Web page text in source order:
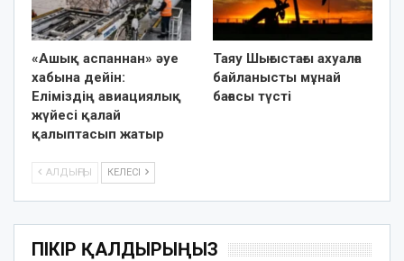
«Ашық аспаннан» әуе
хабына дейін:
Еліміздің авиациялық
жүйесі қалай
қалыптасып жатыр
Таяу Шығыстағы ахуалға
байланысты мұнай
бағасы түсті
АЛДЫҢҒЫ КЕЛЕСІ
ПІКІР ҚАЛДЫРЫҢЫЗ